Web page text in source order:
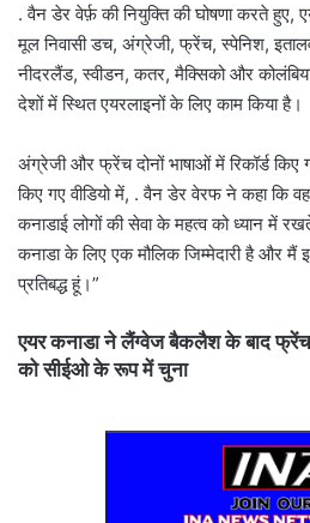
. वैन डेर वेर्फ़ की नियुक्ति की घोषणा करते
मूल निवासी डच, अंग्रेजी, फ्रेंच, स्पेनिश,
नीदरलैंड, स्वीडन, कतर, मैक्सिको और
देशों में स्थित एयरलाइनों के लिए काम किया है।
अंग्रेजी और फ्रेंच दोनों भाषाओं में रिकॉर्ड किए
किए गए वीडियो में, . वैन डेर वेरफ ने कहा कि
कनाडाई लोगों की सेवा के महत्व को ध्यान में
कनाडा के लिए एक मौलिक जिम्मेदारी है और
प्रतिबद्ध हूं।”
एयर कनाडा ने लैंग्वेज बैकलैश के बाद
को सीईओ के रूप में चुना